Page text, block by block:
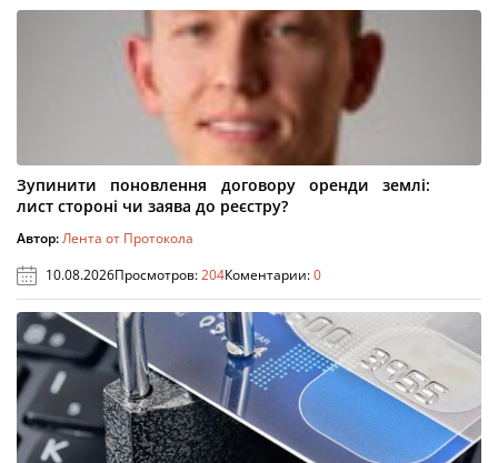
Зупинити поновлення договору оренди землі:
лист стороні чи заява до реєстру?
Автор:Лента от Протокола
10.08.2026Просмотров:204Коментарии:0